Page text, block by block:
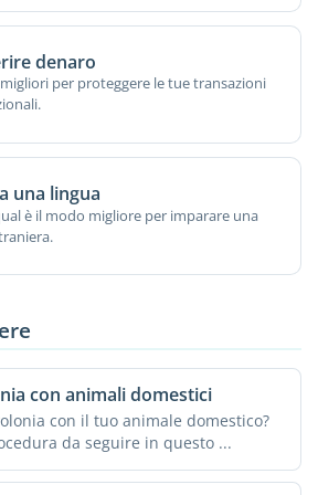
denaro
per proteggere le tue transazioni
una lingua
è il modo migliore per imparare una
con animali domestici
con il tuo animale domestico?
da seguire in questo ...